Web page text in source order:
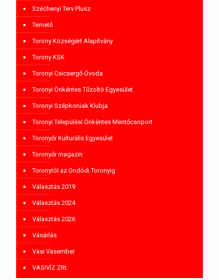
Széchenyi Terv Plusz
Temető
Torony Községért Alapítvány
Torony KSK
Toronyi Csicsergő Óvoda
Toronyi Önkéntes Tűzoltó Egyesület
Toronyi Szépkorúak Klubja
Toronyi Települési Önkéntes Mentőcsoport
Toronyőr Kulturális Egyesület
Toronyőr magazin
Toronytól az Ondódi Toronyig
Választás 2019
Választás 2024
Választás 2026
Vásárlás
Vasi Vasember
VASIVÍZ ZRt.